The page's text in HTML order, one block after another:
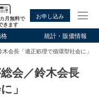
月無料で
きます
お申し込み
統計・販価情報
会長「適正処理で循環型社会に」
会／鈴木会長
」